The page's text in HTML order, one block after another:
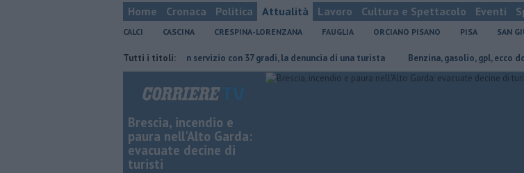
Home Cronaca Politica Attualità Lavoro Cultura e Spettacolo Eventi
CALCI CASCINA CRESPINA-LORENZANA FAUGLIA ORCIANO PISANO PISA SAN
Tutti i titoli:
Cavalli in servizio con 37 gradi, la denuncia di una turista ​Benzina, gasolio, gpl, ecco dove
Brescia, incendio e
paura nell'Alto Garda:
evacuate decine di
turisti